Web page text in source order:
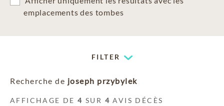
emplacements des tombes
FILTER
Recherche de joseph przybylek
AFFICHAGE DE4 SUR 4 AVIS DÉCÈS